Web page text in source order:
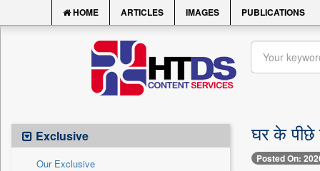
HOME ARTICLES IMAGES PUBLICATIONS
Exclusive
Our Exclusive
घर के पीछे
Posted On: